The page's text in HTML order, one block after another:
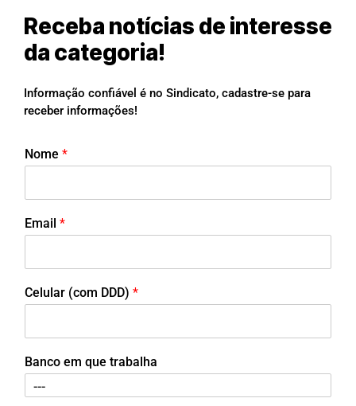
Receba notícias de interesse
da categoria!
Informação confiável é no Sindicato, cadastre-se para
receber informações!
Nome *
Email *
Celular (com DDD) *
Banco em que trabalha